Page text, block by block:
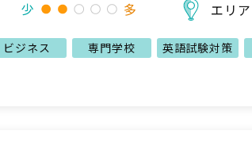
少 多 エリア
ビジネス 専門学校 英語試験対策